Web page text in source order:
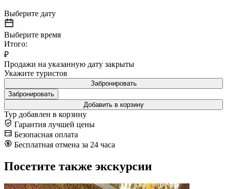
Выберите дату
Выберите время
Итого:
₽
Продажи на указанную дату закрыты
Укажите туристов
Забронировать
Забронировать
Добавить в корзину
Тур добавлен в корзину
Гарантия лучшей цены
Безопасная оплата
Бесплатная отмена за 24 часа
Посетите также экскурсии